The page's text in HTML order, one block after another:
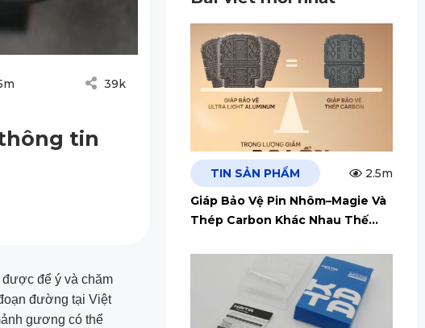
39k
tin
để ý và chăm
đường tại Việt
gương có thể
TIN SẢN PHẨM
2.5m
Giáp Bảo Vệ Pin Nhôm–Magie Và
Thép Carbon Khác Nhau Thế